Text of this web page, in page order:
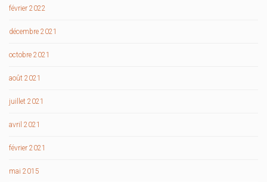
février 2022
décembre 2021
octobre 2021
août 2021
juillet 2021
avril 2021
février 2021
mai 2015